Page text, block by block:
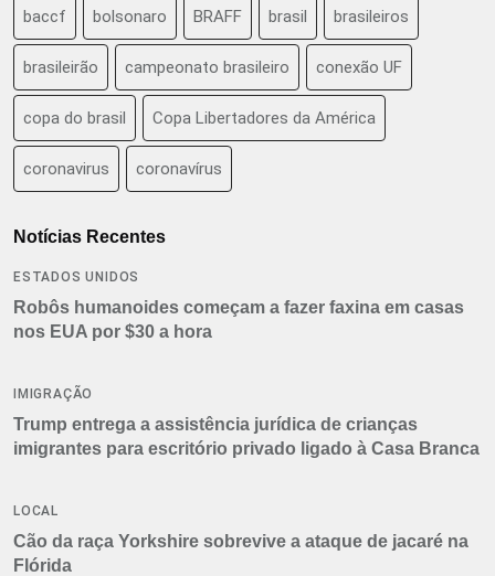
baccf bolsonaro BRAFF brasil brasileiros
brasileirão campeonato brasileiro conexão UF
copa do brasil Copa Libertadores da América
coronavirus coronavírus
Notícias Recentes
ESTADOS UNIDOS
Robôs humanoides começam a fazer faxina em casas
nos EUA por $30 a hora
IMIGRAÇÃO
Trump entrega a assistência jurídica de crianças
imigrantes para escritório privado ligado à Casa Branca
LOCAL
Cão da raça Yorkshire sobrevive a ataque de jacaré na
Flórida